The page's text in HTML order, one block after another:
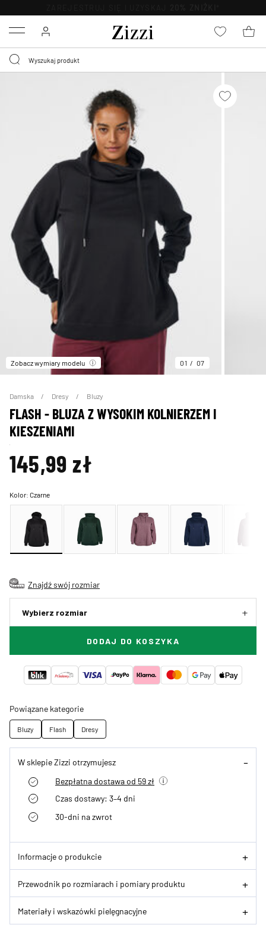
Menu
Zobacz wymiary modelu 01 07
Damska Dresy Bluzy
FLASH - BLUZA Z WYSOKIM KOLNIERZEM I
KIESZENIAMI
145,99 zł
Kolor:Czarne
Znajdź swój rozmiar
Wybierz rozmiar
DODAJ DO KOSZYKA
Powiązane kategorie
Bluzy Flash Dresy
W sklepie Zizzi otrzymujesz
Bezpłatna dostawa od 59 zł
Czas dostawy: 3–4 dni
30-dni na zwrot
Informacje o produkcie
Przewodnik po rozmiarach i pomiary produktu
Materiały i wskazówki pielęgnacyjne